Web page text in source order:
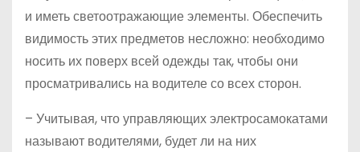
и иметь светоотражающие элементы. Обеспечить
видимость этих предметов несложно: необходимо
носить их поверх всей одежды так, чтобы они
просматривались на водителе со всех сторон.
– Учитывая, что управляющих электросамокатами
называют водителями, будет ли на них